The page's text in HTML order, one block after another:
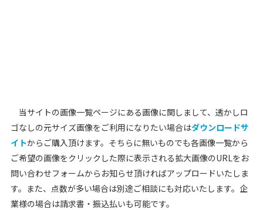
当サイトの画像一覧ページにある画像に関しまして、透かしロ
ゴなしの元サイズ画像をご利用になりたい場合はダウンロードサ
イトからご購入頂けます。そちらに無いものでも各画像一覧から
ご希望の画像をクリックした際に表示される拡大画像のURLをお
問い合わせフォームからお知らせ頂ければアップロードいたしま
す。また、点数が多い場合は別途ご相談にも対応いたします。企
業様の場合は請求書・振込払いも可能です。